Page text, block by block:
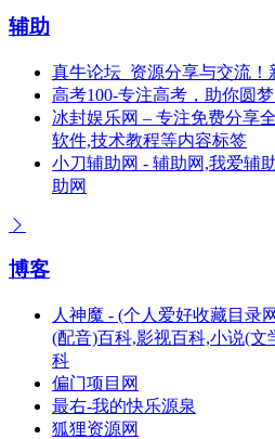
辅助
真牛论坛_资源分享与交流！
高考100-专注高考，助你圆梦
冰封娱乐网 – 专注免费分享
软件,技术教程等内容标签
小刀辅助网 - 辅助网,我爱辅
助网
博客
人神魔 - (个人爱好收藏目录
(配音)百科,影视百科,小说(
科
偏门项目网
最右-我的快乐源泉
狐狸资源网